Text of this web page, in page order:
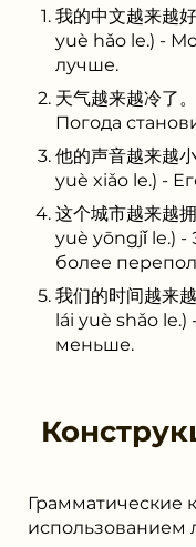
我的中文越来越
yuè hǎo le.) -
лучше.
天气越来越冷了
Погода
他的声音越来越
yuè xiǎo le.) -
这个城市越来越
yuè yōngjǐ le.) -
более
我们的时间越来
lái yuè shǎo
меньше.
Грамматические
использованием